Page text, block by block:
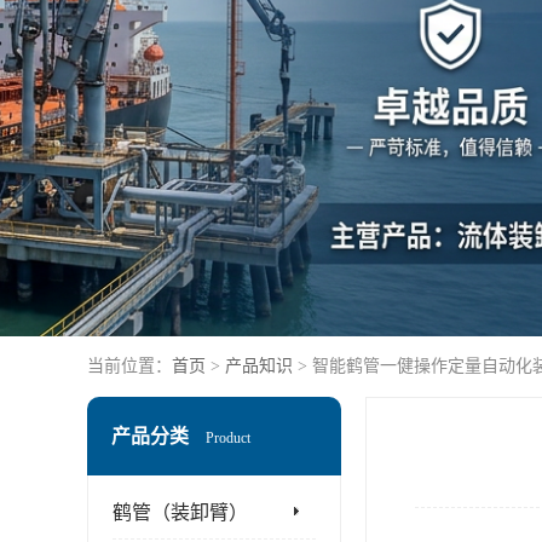
当前位置： 首页 > 产品知识 > 智能鹤管一健操作定量自动化
产品分类 Product
鹤管（装卸臂）